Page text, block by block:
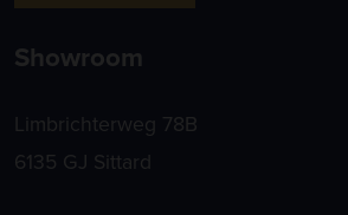
Showroom
Limbrichterweg 78B
6135 GJ Sittard